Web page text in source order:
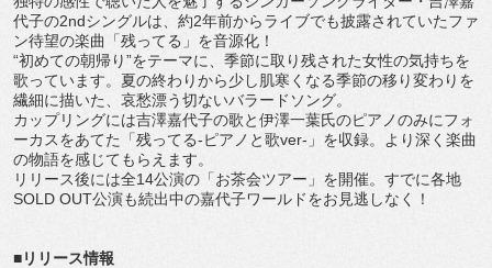
代子の2ndシングルは、約2年前からライブでも披露されていたファ
ン待望の楽曲「残ってる」を音源化！
“初めての朝帰り”をテーマに、季節に取り残された女性の気持ちを
歌っています。夏の終わりから少し肌寒くなる季節の移り変わりを
繊細に描いた、哀愁漂う切ないバラードソング。
カップリングには吉澤嘉代子の歌と伊澤一葉氏のピアノのみにフォ
ーカスをあてた「残ってる-ピアノと歌ver-」を収録。より深く楽曲
の物語を感じてもらえます。
リリース後には全14公演の「お茶会ツアー」を開催。すでに各地
SOLD OUT公演も続出中の嘉代子ワールドをお見逃しなく！
■リリース情報